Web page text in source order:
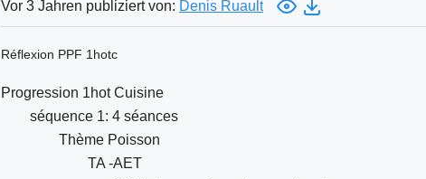
Vor 3 Jahren publiziert von: Denis Ruault
Réflexion PPF 1hotc
Progression 1hot Cuisine
séquence 1: 4 séances
Thème Poisson
TA -AET